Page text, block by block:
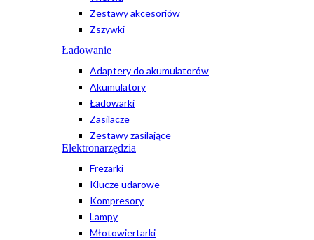
Zestawy akcesoriów
Zszywki
Ładowanie
Adaptery do akumulatorów
Akumulatory
Ładowarki
Zasilacze
Zestawy zasilające
Elektronarzędzia
Frezarki
Klucze udarowe
Kompresory
Lampy
Młotowiertarki